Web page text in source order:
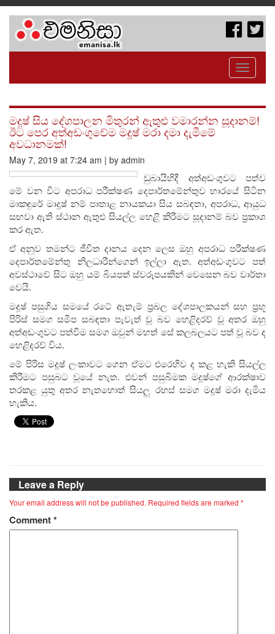
Toggle
මදූෂ් සිය දේශපාලන මිතුරන් ඇතුළු වමාරන්න සූදානම්!
ඊට පෙර අත්අඩංගුවේම මදූෂ් මරා දමා දැමීමේ
අවධානමක්!
May 7, 2019 at 7:24 am | by admin
ඩුබායිහිදී අත්අඩංගුවට පත්ව
මේ වන විට අපරාධ පරීක්ෂණ දෙපාර්තමේන්තුව භාරයේ සිටින
මාකඳුරේ මාදූෂ් නම් පාතාළ නායකයා සිය සබඳතා, අපරාධ, ආයුධ
සඟවා ඇති ස්ථාන ඇතුළු සියල්ල හෙළි කිරීමට සූදානම් බව ප්‍රකාශ
කර ඇත.
ඒ අනුව තමන්ට ජීවිත දානය දෙන ලෙස ඔහු අපරාධ පරීක්ෂණ
දෙපාර්තමේන්තු නිලධාරීන්ගෙන් ඉල්ලා ඇත. අත්අඩංගුවට පත්
අවස්ථාවේ සිට ඔහු යම් බියපත් ස්වරූපයකින් වෙසෙන බව වාර්තා
වෙයි.
මදූෂ් පසුගිය සමයේ රටේ ඇතැම් ප්‍රබල දේශපාලකයන් සහ ප්‍රභූ
පිරිස් සමග සමීප සබඳතා පැවැත් වූ බව හෙළිදරව් වූ අතර ඔහු
අත්අඩංගුවට පත්වීම සමග ඔවුන් මහත් සේ කලබලයට පත් වූ බව ද
හෙළිදරව් විය.
මේ පිරිස මදූෂ් ලංකාවට ගෙන ඒමට එරෙහිව ද කළ හැකි සියල්ල
කිරීමට පසුබට වූයේ නැත. එවන් පසුබිමක මදූෂ්ගේ ආරක්ෂාව
තරකළ යුතු අතර නැතහොත් සියලු රහස් සමග මදූෂ් මරා දැමිය
හැකිය.
Leave a Reply
Your email address will not be published. Required fields are marked *
Comment*